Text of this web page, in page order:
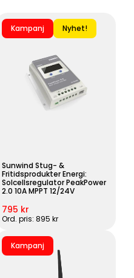
Kampanj Nyhet!
Sunwind Stug- &
Fritidsprodukter Energi:
Solcellsregulator PeakPower
2.0 10A MPPT 12/24V
795 kr
Ord. pris: 895 kr
Kampanj